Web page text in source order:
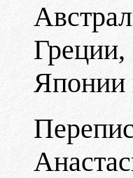
Японии